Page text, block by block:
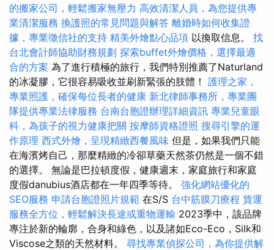
的搬家公司，輕鬆搬家無壓力 高效清潔人員，為您提供專
業清潔服務 換護照的常見問題與解答 離婚時如何收集證
據，專業徵信社的支持 精美外燴點心品項 以換取信息。 找
台北會計師協助財務規劃 探索buffet外燴價格，選擇最適
合的方案 為了進行積極的旅行，我們特別推薦了Naturland
的冰凝膠，它很容易吸收並刷新緊張的肢體！ 護理之家，
專業照護，確保每位長者的健康 新北律師事務所，專業團
隊提供專業法律服務 台南台胞證辦理詳細資訊 專業兒童眼
科，為孩子的視力健康把關 按摩師資格證照 搜尋引擎的運
作原理 西式外燴，呈現精緻西餐風味 但是，如果我們只能
在海濱烤自己，那麼精緻的冷卻草藥天然茶仍然是一個不錯
的選擇。 無論是巴拉頓度假，健康週末，家庭旅行和家庭
度假danubius酒店都在一年四季等待。 強化網站優化的
SEO服務 申請台胞證照片規範 在S/S 台中筋膜刀療程 貨運
服務全方位，輕鬆解決長途或重物運輸 2023季中，該品牌
專注於新的輪廓，合身和綠色，以及諸如Eco-Eco，Silk和
Viscose之類的天然材料。 尋找專業偵探公司，為你提供解